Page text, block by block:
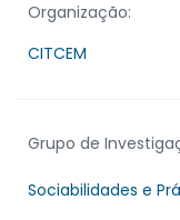
Organização:
CITCEM
Grupo de
Sociabilidades e